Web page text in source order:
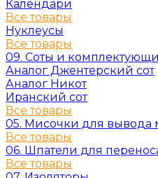
Календари
Все товары
Нуклеусы
Все товары
09. Соты и
Аналог Джентерский сот
Аналог Никот
Иранский сот
Все товары
05. Мисочки для вывода
Все товары
06. Шпатели для
Все товары